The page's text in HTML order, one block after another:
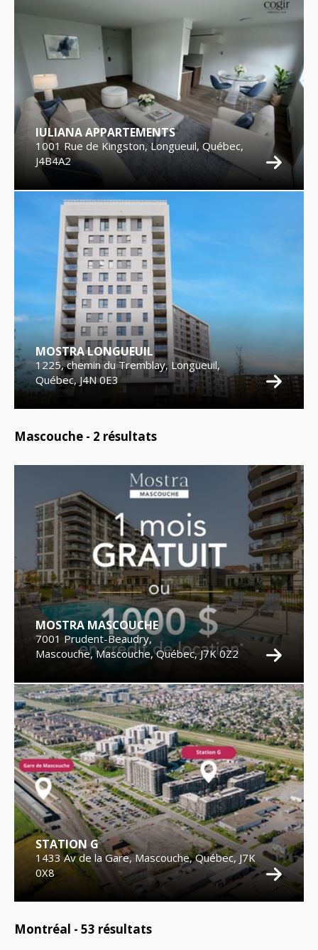
IULIANA APPARTEMENTS
1001 Rue de Kingston, Longueuil, Québec,
J4B4A2
MOSTRA LONGUEUIL
1225, chemin du Tremblay, Longueuil,
Québec, J4N 0E3
Mascouche - 2 résultats
MOSTRA MASCOUCHE
7001 Prudent-Beaudry,
Mascouche, Mascouche, Québec, J7K 0Z2
STATION G
1433 Av de la Gare, Mascouche, Québec, J7K
0X8
Montréal - 53 résultats